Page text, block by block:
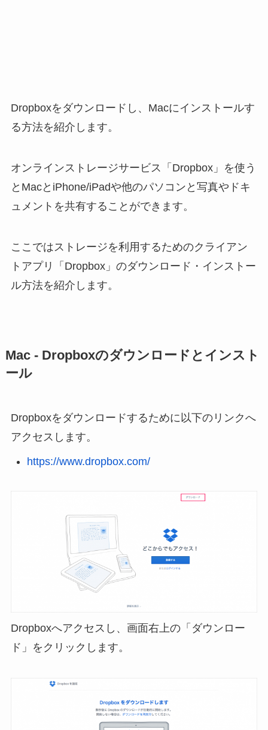
Dropboxをダウンロードし、Macにインストールす
る方法を紹介します。
オンラインストレージサービス「Dropbox」を使う
とMacとiPhone/iPadや他のパソコンと写真やドキ
ュメントを共有することができます。
ここではストレージを利用するためのクライアン
トアプリ「Dropbox」のダウンロード・インストー
ル方法を紹介します。
Mac - Dropboxのダウンロードとインスト
ール
Dropboxをダウンロードするために以下のリンクへ
アクセスします。
https://www.dropbox.com/
Dropboxへアクセスし、画面右上の「ダウンロー
ド」をクリックします。